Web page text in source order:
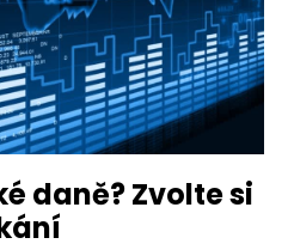
daně? Zvolte si